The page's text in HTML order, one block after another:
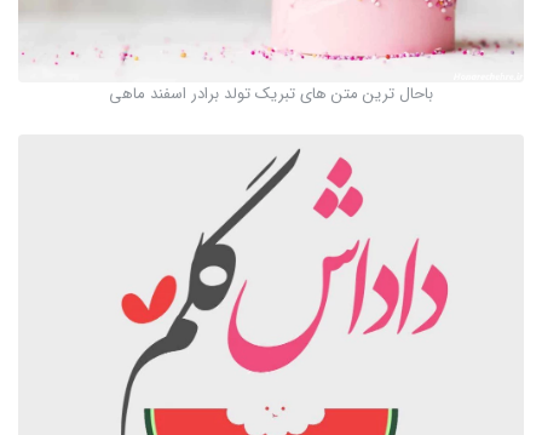
باحال ترین متن های تبریک تولد برادر اسفند ماهی